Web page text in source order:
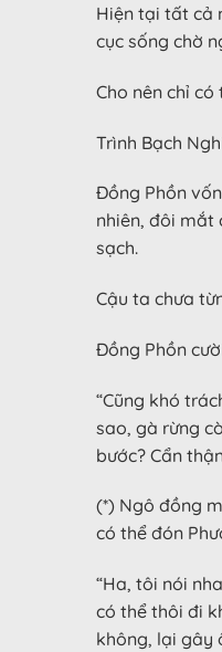
Hiện tại tất cả
cục sống chờ
Cho nên chỉ
Trình Bạch
Đồng Phồn
nhiên, đôi mắt
sạch.
Cậu ta chưa
Đồng Phồn
“Cũng khó
sao, gà rừng
bước? Cẩn
(*) Ngô đồng
có thể đón
“Ha, tôi nói
có thể thôi đi
không, lại gây